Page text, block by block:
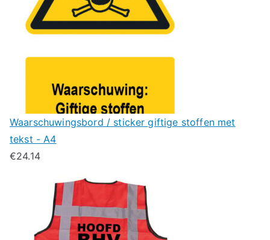
Waarschuwingsbord / sticker giftige stoffen met
tekst - A4
€24.14